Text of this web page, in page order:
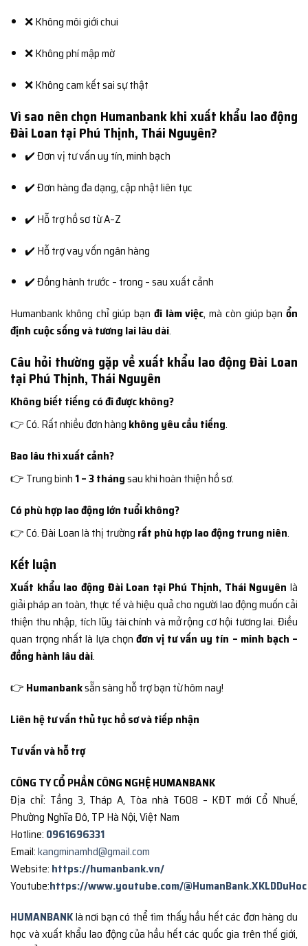
❌ Không môi giới chui
❌ Không phí mập mờ
❌ Không cam kết sai sự thật
Vì sao nên chọn Humanbank khi xuất khẩu lao động
Đài Loan tại Phú Thịnh, Thái Nguyên?
✔️ Đơn vị tư vấn uy tín, minh bạch
✔️ Đơn hàng đa dạng, cập nhật liên tục
✔️ Hỗ trợ hồ sơ từ A–Z
✔️ Hỗ trợ vay vốn ngân hàng
✔️ Đồng hành trước – trong – sau xuất cảnh
Humanbank không chỉ giúp bạn đi làm việc, mà còn giúp bạn ổn
định cuộc sống và tương lai lâu dài.
Câu hỏi thường gặp về xuất khẩu lao động Đài Loan
tại Phú Thịnh, Thái Nguyên
Không biết tiếng có đi được không?
👉 Có. Rất nhiều đơn hàng không yêu cầu tiếng.
Bao lâu thì xuất cảnh?
👉 Trung bình 1 – 3 thángsau khi hoàn thiện hồ sơ.
Có phù hợp lao động lớn tuổi không?
👉 Có. Đài Loan là thị trường rất phù hợp lao động trung niên.
Kết luận
Xuất khẩu lao động Đài Loan tại Phú Thịnh, Thái Nguyên là
giải pháp an toàn, thực tế và hiệu quả cho người lao động muốn cải
thiện thu nhập, tích lũy tài chính và mở rộng cơ hội tương lai. Điều
quan trọng nhất là lựa chọn đơn vị tư vấn uy tín – minh bạch –
đồng hành lâu dài.
👉 Humanbanksẵn sàng hỗ trợ bạn từ hôm nay!
Liên hệ tư vấn thủ tục hồ sơ và tiếp nhận
Tư vấn và hỗ trợ
CÔNG TY CỔ PHẦN CÔNG NGHỆ HUMANBANK
Địa chỉ: Tầng 3, Tháp A, Tòa nhà T608 – KĐT mới Cổ Nhuế,
Phường Nghĩa Đô, TP Hà Nội, Việt Nam
Hotline: 0961696331
Email:kangminamhd@gmail.com
Website: https://humanbank.vn/
Youtube:https://www.youtube.com/@HumanBank.XKLDDuHoc
HUMANBANKlà nơi bạn có thể tìm thấy hầu hết các đơn hàng du
học và xuất khẩu lao động của hầu hết các quốc gia trên thế giới,